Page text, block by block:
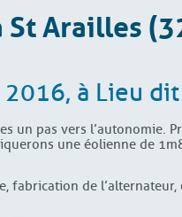
Arailles
à Lieu
un pas vers l’autonomie.
une éolienne de
fabrication de l’alternateur,